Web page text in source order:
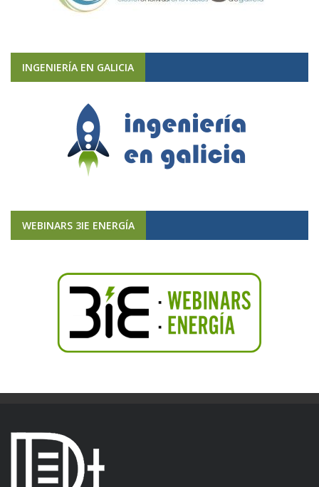
INGENIERÍA EN GALICIA
WEBINARS 3IE ENERGÍA